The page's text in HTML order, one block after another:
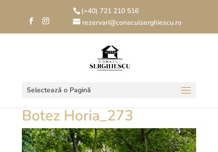
(+40) 721 210 516
rezervari@conaculserghiescu.ro
Selectează o Pagină
Botez Horia_273